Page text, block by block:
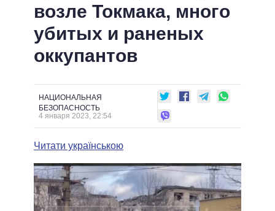
ОБЗОРЫ
ДАЙДЖЕСТЫ
ПРЕЗИДЕНТ И ОФИС
ВЕРХОВНАЯ РАДА
КАБИНЕТ МИНИСТРОВ
ГЛАВЫ ОБЛАДМИНИСТРАЦИЙ
МЭРЫ
ВСЕ ПЕРСОНЫ
ВИДЕО
ПОДДЕРЖАТЬ
возле Токмака, много
убитых и раненых
оккупантов
НАЦИОНАЛЬНАЯ
БЕЗОПАСНОСТЬ
4 января 2023, 22:54
Читати українською